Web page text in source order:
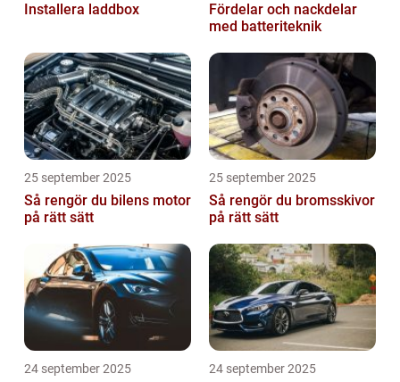
Installera laddbox
Fördelar och nackdelar
med batteriteknik
25 september 2025
Så rengör du bilens motor
på rätt sätt
25 september 2025
Så rengör du bromsskivor
på rätt sätt
24 september 2025 24 september 2025